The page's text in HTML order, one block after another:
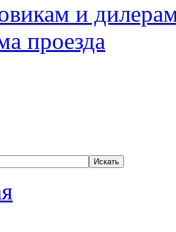
и
проезда